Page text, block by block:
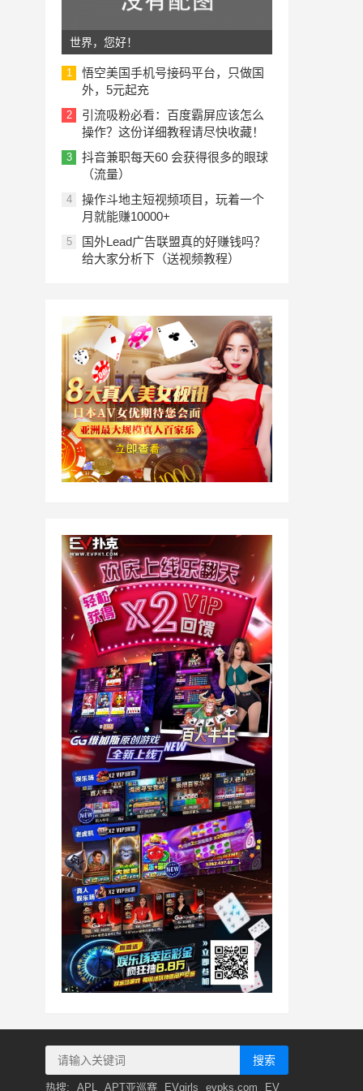
世界，您好！
1
悟空美国手机号接码平台，只做国
外，5元起充
2
引流吸粉必看：百度霸屏应该怎么
操作？这份详细教程请尽快收藏！
3
抖音兼职每天60 会获得很多的眼球
（流量）
4
操作斗地主短视频项目，玩着一个
月就能赚10000+
5
国外Lead广告联盟真的好赚钱吗？
给大家分析下（送视频教程）
搜索
热搜: APL APT亚巡赛 EVgirls evpks.com EV